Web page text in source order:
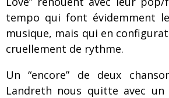
tempo qui font évidemment
musique, mais qui en
cruellement de rythme.
Un “encore” de deux
Landreth nous quitte avec